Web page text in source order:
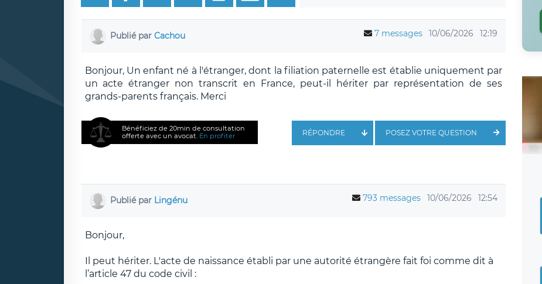
Publié par Cachou 7 messages 10/06/2026 12:19
Bonjour, Un enfant né à l'étranger, dont la filiation paternelle est établie uniquement par
un acte étranger non transcrit en France, peut-il hériter par représentation de ses
grands-parents français. Merci
Bénéficiez de 20min de consultation
offerte avec un avocat. En profiter POSEZ VOTRE QUESTION
RÉPONDRE
Publié par Lingénu 793 messages 10/06/2026 12:54
Bonjour,
Il peut hériter. L'acte de naissance établi par une autorité étrangère fait foi comme dit à
l’article 47 du code civil :